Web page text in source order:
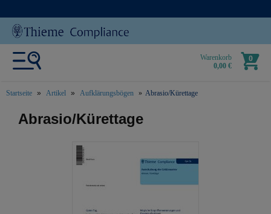
Warenkorb
0,00 €
0
Startseite Artikel Aufklärungsbögen Abrasio/Kürettage
text.skipToContent
text.skipToNavigation
Abrasio/Kürettage